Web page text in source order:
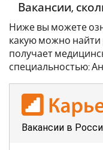
Вакансии,
Ниже вы можете
какую можно найти
получает
специальностью:
Вакансии в